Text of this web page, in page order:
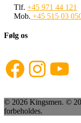
Tlf. +45 971 44 121
Mob. +45 515 03
Følg os
Facebook
© 2026 Kingsmen. ©
forbeholdes.